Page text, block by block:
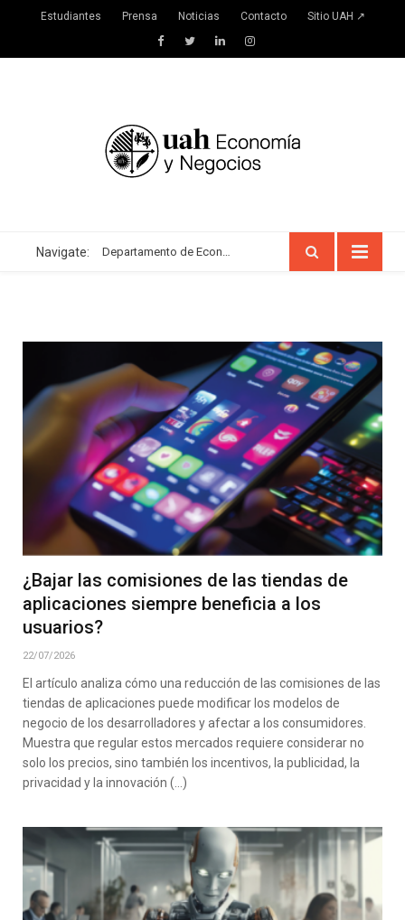
Estudiantes Prensa Noticias Contacto Sitio UAH ↗
FacebookTwitterLinkedInInstagram
Navigate: Departamento de Economía
¿Bajar las comisiones de las tiendas de
aplicaciones siempre beneficia a los
usuarios?
22/07/2026
El artículo analiza cómo una reducción de las comisiones de las
tiendas de aplicaciones puede modificar los modelos de
negocio de los desarrolladores y afectar a los consumidores.
Muestra que regular estos mercados requiere considerar no
solo los precios, sino también los incentivos, la publicidad, la
privacidad y la innovación (…)